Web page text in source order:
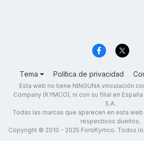
Tema Política de privacidad
Esta web no tiene NINGUNA vinculación
Company (KYMCO), ni con su filial en
S.A.
Todas las marcas que aparecen en esta
respectivos dueños.
Copyright © 2010 - 2025 ForoKymco. Todos